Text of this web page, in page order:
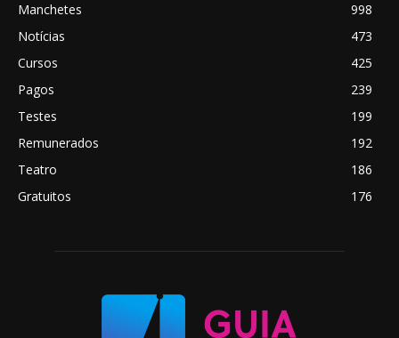
Manchetes
998
Notícias
473
Cursos
425
Pagos
239
Testes
199
Remunerados
192
Teatro
186
Gratuitos
176